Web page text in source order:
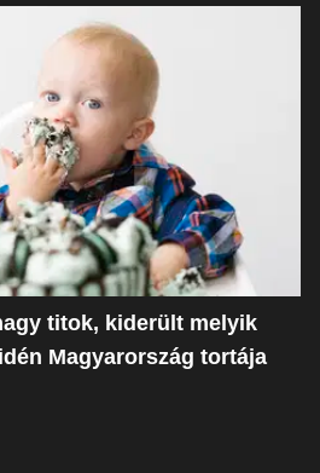
titok, kiderült melyik
Magyarország tortája